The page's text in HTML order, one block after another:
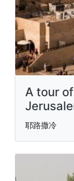
A tour
耶路撒冷